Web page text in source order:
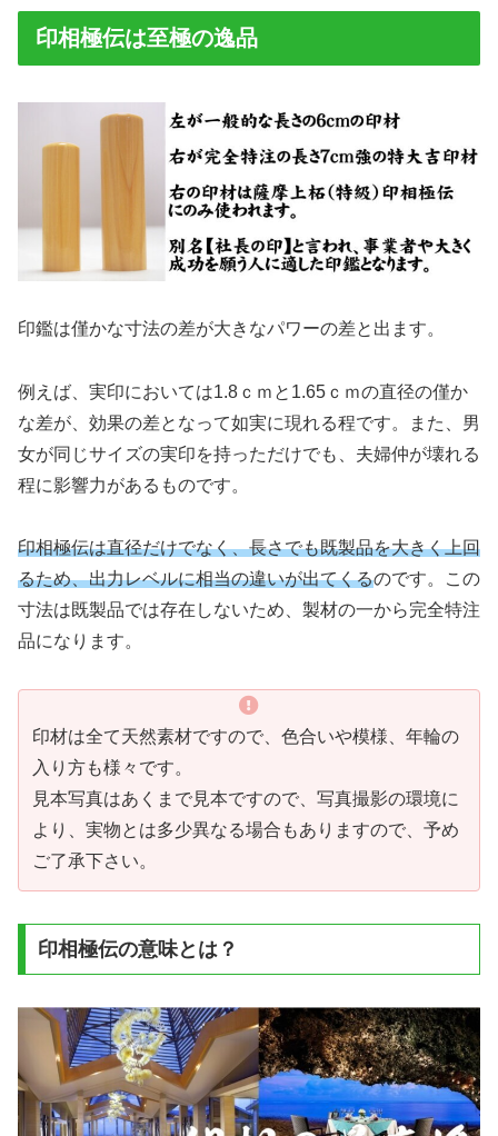
印相極伝は至極の逸品
印鑑は僅かな寸法の差が大きなパワーの差と出ます。
例えば、実印においては1.8ｃｍと1.65ｃｍの直径の僅か
な差が、効果の差となって如実に現れる程です。また、男
女が同じサイズの実印を持っただけでも、夫婦仲が壊れる
程に影響力があるものです。
印相極伝は直径だけでなく、長さでも既製品を大きく上回
るため、出力レベルに相当の違いが出てくるのです。この
寸法は既製品では存在しないため、製材の一から完全特注
品になります。
印材は全て天然素材ですので、色合いや模様、年輪の
入り方も様々です。
見本写真はあくまで見本ですので、写真撮影の環境に
より、実物とは多少異なる場合もありますので、予め
ご了承下さい。
印相極伝の意味とは？